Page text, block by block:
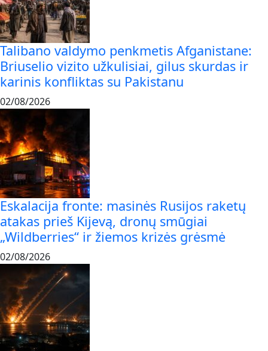
Talibano valdymo penkmetis Afganistane:
Briuselio vizito užkulisiai, gilus skurdas ir
karinis konfliktas su Pakistanu
02/08/2026
Eskalacija fronte: masinės Rusijos raketų
atakas prieš Kijevą, dronų smūgiai
„Wildberries“ ir žiemos krizės grėsmė
02/08/2026